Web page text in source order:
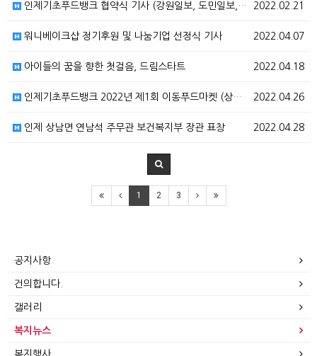
2022.02.21
인제기초푸드뱅크 협약식 기사 (강원일보, 도민일보, C…
2022.04.07
워니베이크샵 정기후원 및 나눔기업 선정식 기사
2022.04.18
아이들의 꿈을 향한 첫걸음, 드림스타트
2022.04.26
인제기초푸드뱅크 2022년 제1회 이동푸드마켓 (상남면…
2022.04.28
인제 상남면 연남석 주무관 보건복지부 장관 표창
1 2 3
공지사항
건의합니다.
갤러리
복지뉴스
복지행사